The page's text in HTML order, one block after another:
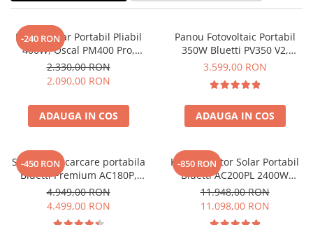
Peste 3000W
Cauta dupa marca
Bluetti
EcoFlow
Jackery
Pecron
Xtorm
Vezi toate statiile
Accesorii Statii de Alimentare
Kituri Generatoare Solare
-240 RON
Panou Solar Portabil Pliabil
400W, Oscal PM400 Pro,
Monocristalin, ETFE, IP67
2.330,00 RON
2.090,00 RON
ADAUGA IN COS
Panou Fotovoltaic Portabil
350W Bluetti PV350 V2,
Monocristalin, MC4, ETFE,
3.599,00 RON
ADAUGA IN COS
-450 RON
Statie de incarcare portabila
Bluetti Premium AC180P,
Ecran LCD, 1800W, 1440Wh,
LiFePO4, Putere varf 2700W
4.949,00 RON
4.499,00 RON
-850 RON
Kit Generator Solar Portabil
Bluetti AC200PL 2400W
2304Wh cu panou 350W
11.948,00 RON
11.098,00 RON